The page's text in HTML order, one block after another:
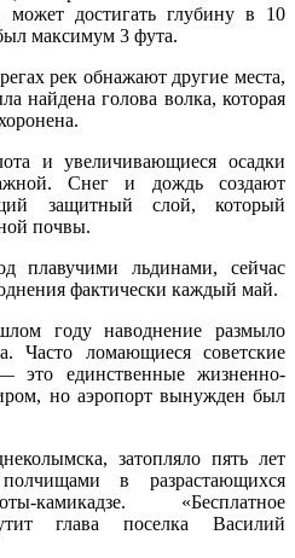
может достигать глубину в 10
максимум 3 фута.
рек обнажают другие места,
найдена голова волка, которая
и увеличивающиеся осадки
Снег и дождь создают
защитный слой, который
почвы.
плавучими льдинами, сейчас
фактически каждый май.
году наводнение размыло
Часто ломающиеся советские
это единственные жизненно-
но аэропорт вынужден был
затопляло пять лет
в разрастающихся
«Бесплатное
глава поселка Василий